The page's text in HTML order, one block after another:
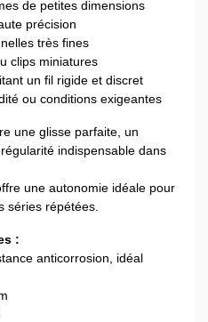
de petites dimensions
précision
très fines
clips miniatures
un fil rigide et discret
ou conditions exigeantes
une glisse parfaite, un
indispensable dans
une autonomie idéale pour
séries répétées.
:
anticorrosion, idéal